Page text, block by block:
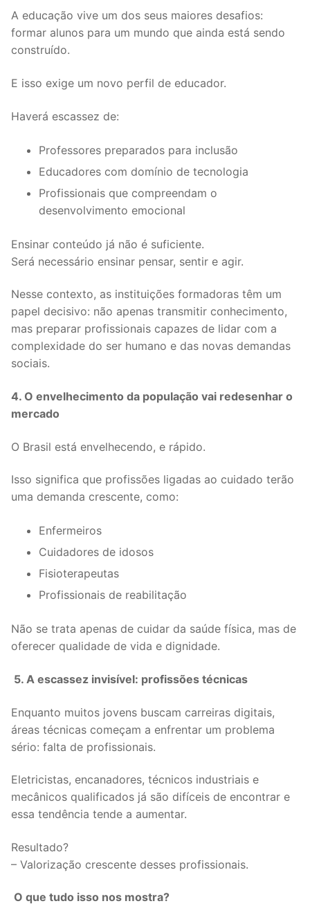
A educação vive um dos seus maiores desafios:
formar alunos para um mundo que ainda está sendo
construído.
E isso exige um novo perfil de educador.
Haverá escassez de:
Professores preparados para inclusão
Educadores com domínio de tecnologia
Profissionais que compreendam o
desenvolvimento emocional
Ensinar conteúdo já não é suficiente.
Será necessário ensinar pensar, sentir e agir.
Nesse contexto, as instituições formadoras têm um
papel decisivo: não apenas transmitir conhecimento,
mas preparar profissionais capazes de lidar com a
complexidade do ser humano e das novas demandas
sociais.
4. O envelhecimento da população vai redesenhar o
mercado
O Brasil está envelhecendo, e rápido.
Isso significa que profissões ligadas ao cuidado terão
uma demanda crescente, como:
Enfermeiros
Cuidadores de idosos
Fisioterapeutas
Profissionais de reabilitação
Não se trata apenas de cuidar da saúde física, mas de
oferecer qualidade de vida e dignidade.
5. A escassez invisível: profissões técnicas
Enquanto muitos jovens buscam carreiras digitais,
áreas técnicas começam a enfrentar um problema
sério: falta de profissionais.
Eletricistas, encanadores, técnicos industriais e
mecânicos qualificados já são difíceis de encontrar e
essa tendência tende a aumentar.
Resultado?
– Valorização crescente desses profissionais.
O que tudo isso nos mostra?